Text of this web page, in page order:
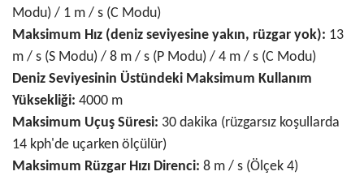
Modu) / 1 m / s (C Modu)
Maksimum Hız (deniz seviyesine yakın, rüzgar yok): 13
m / s (S Modu) / 8 m / s (P Modu) / 4 m / s (C Modu)
Deniz Seviyesinin Üstündeki Maksimum Kullanım
Yüksekliği: 4000 m
Maksimum Uçuş Süresi: 30 dakika (rüzgarsız koşullarda
14 kph'de uçarken ölçülür)
Maksimum Rüzgar Hızı Direnci: 8 m / s (Ölçek 4)